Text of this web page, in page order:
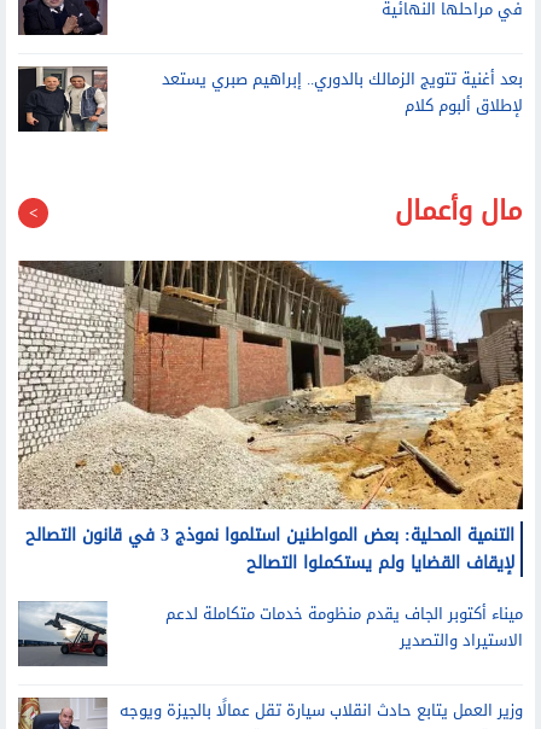
لإطلاق ألبوم كلام
مال وأعمال
التنمية المحلية: بعض المواطنين استلموا نموذج 3 في قانون التصالح
لإيقاف القضايا ولم يستكملوا التصالح
ميناء أكتوبر الجاف يقدم منظومة خدمات متكاملة لدعم
الاستيراد والتصدير
بسرعة حصر بيانات الضحايا للدعم والرعاية